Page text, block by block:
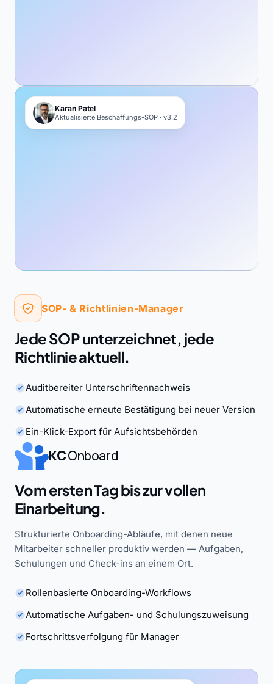
Karan Patel
Aktualisierte Beschaffungs-SOP · v3.2
SOP- & Richtlinien-Manager
Jede SOP unterzeichnet, jede
Richtlinie aktuell.
Auditbereiter Unterschriftennachweis
Automatische erneute Bestätigung bei neuer Version
Ein-Klick-Export für Aufsichtsbehörden
KCOnboard
Vom ersten Tag bis zur vollen
Einarbeitung.
Strukturierte Onboarding-Abläufe, mit denen neue
Mitarbeiter schneller produktiv werden — Aufgaben,
Schulungen und Check-ins an einem Ort.
Rollenbasierte Onboarding-Workflows
Automatische Aufgaben- und Schulungszuweisung
Fortschrittsverfolgung für Manager